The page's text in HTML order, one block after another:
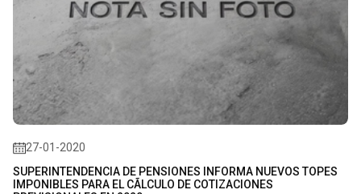
27-01-2020
SUPERINTENDENCIA DE PENSIONES INFORMA NUEVOS TOPES
IMPONIBLES PARA EL CÃLCULO DE COTIZACIONES